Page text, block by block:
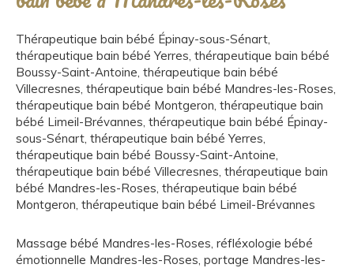
Thérapeutique bain bébé Épinay-sous-Sénart,
thérapeutique bain bébé Yerres, thérapeutique bain bébé
Boussy-Saint-Antoine, thérapeutique bain bébé
Villecresnes, thérapeutique bain bébé Mandres-les-Roses,
thérapeutique bain bébé Montgeron, thérapeutique bain
bébé Limeil-Brévannes, thérapeutique bain bébé Épinay-
sous-Sénart, thérapeutique bain bébé Yerres,
thérapeutique bain bébé Boussy-Saint-Antoine,
thérapeutique bain bébé Villecresnes, thérapeutique bain
bébé Mandres-les-Roses, thérapeutique bain bébé
Montgeron, thérapeutique bain bébé Limeil-Brévannes
Massage bébé Mandres-les-Roses, réfléxologie bébé
émotionnelle Mandres-les-Roses, portage Mandres-les-